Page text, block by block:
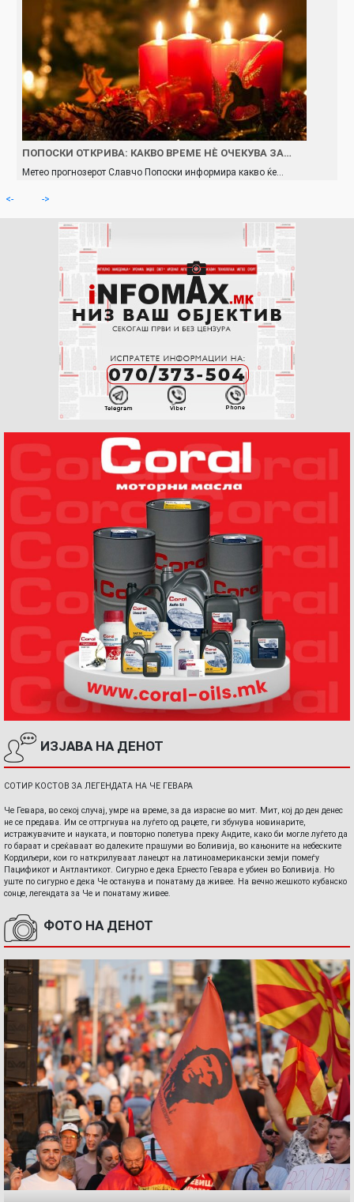
ПОПОСКИ ОТКРИВА: КАКВО ВРЕМЕ НÈ ОЧЕКУВА ЗА…
Метео прогнозерот Славчо Попоски информира какво ќе…
<- ->
ИЗЈАВА НА ДЕНОТ
СОТИР КОСТОВ ЗА ЛЕГЕНДАТА НА ЧЕ ГЕВАРА
Че Гевара, во секој случај, умре на време, за да израсне во мит. Мит, кој до ден денес
не се предава. Им се оттргнува на луѓето од рацете, ги збунува новинарите,
истражувачите и науката, и повторно полетува преку Андите, како би могле луѓето да
го бараат и среќаваат во далеките прашуми во Боливија, во кањоните на небеските
Кордиљери, кои го наткрилуваат ланецот на латиноамерикански земји помеѓу
Пацификот и Антлантикот. Сигурно е дека Ернесто Гевара е убиен во Боливија. Но
уште по сигурно е дека Че останува и понатаму да живее. На вечно жешкото кубанско
сонце, легендата за Че и понатаму живее.
ФОТО НА ДЕНОТ